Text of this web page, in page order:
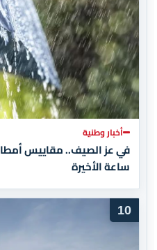
أخبار وطنية
ساعة الأخيرة
10